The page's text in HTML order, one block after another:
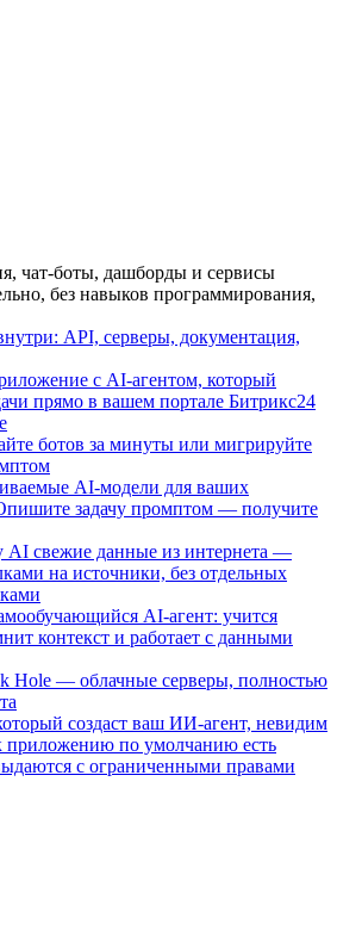
чат-боты, дашборды и сервисы
без навыков программирования,
API, серверы, документация,
с AI-агентом, который
прямо в вашем портале Битрикс24
ботов за минуты или мигрируйте
AI-модели для ваших
задачу промптом — получите
AI свежие данные из интернета —
на источники, без отдельных
AI-агент: учится
контекст и работает с данными
Hole — облачные серверы, полностью
создаст ваш ИИ-агент, невидим
приложению по умолчанию есть
с ограниченными правами